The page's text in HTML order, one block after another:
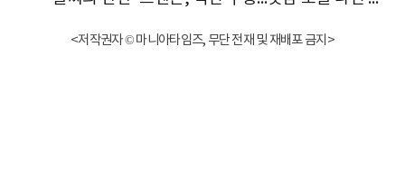
<저작권자 © 마니아타임즈, 무단 전재 및 재배포 금지>